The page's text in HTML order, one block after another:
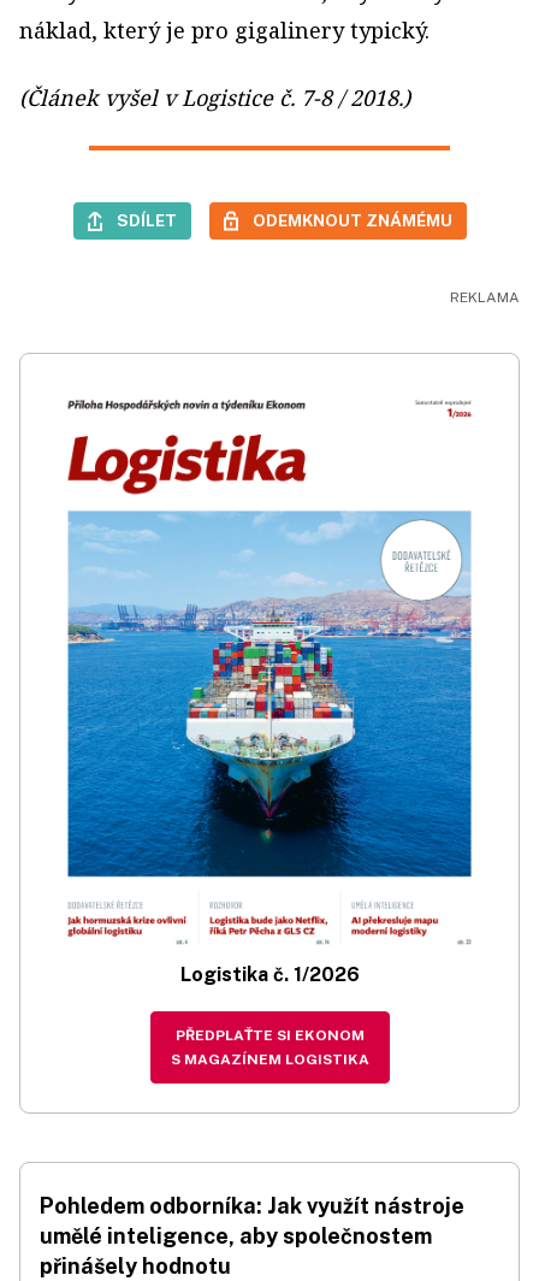
náklad, který je pro gigalinery typický.
(Článek vyšel v Logistice č. 7-8 / 2018.)
SDÍLET ODEMKNOUT ZNÁMÉMU
Logistika č. 1/2026
PŘEDPLAŤTE SI EKONOM
S MAGAZÍNEM LOGISTIKA
Pohledem odborníka: Jak využít nástroje
umělé inteligence, aby společnostem
přinášely hodnotu